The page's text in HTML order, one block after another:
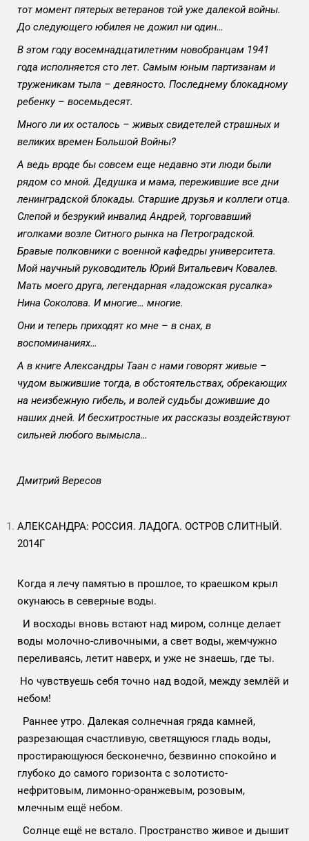
тот момент пятерых ветеранов той уже далекой войны.
До следующего юбилея не дожил ни один…
В этом году восемнадцатилетним новобранцам 1941
года исполняется сто лет. Самым юным партизанам и
труженикам тыла – девяносто. Последнему блокадному
ребенку – восемьдесят.
Много ли их осталось – живых свидетелей страшных и
великих времен Большой Войны?
А ведь вроде бы совсем еще недавно эти люди были
рядом со мной. Дедушка и мама, пережившие все дни
ленинградской блокады. Старшие друзья и коллеги отца.
Слепой и безрукий инвалид Андрей, торговавший
иголками возле Ситного рынка на Петроградской.
Бравые полковники с военной кафедры университета.
Мой научный руководитель Юрий Витальевич Ковалев.
Мать моего друга, легендарная «ладожская русалка»
Нина Соколова. И многие… многие.
Они и теперь приходят ко мне – в снах, в
воспоминаниях…
А в книге Александры Таан с нами говорят живые –
чудом выжившие тогда, в обстоятельствах, обрекающих
на неизбежную гибель, и волей судьбы дожившие до
наших дней. И бесхитростные их рассказы воздействуют
сильней любого вымысла…
Дмитрий Вересов
АЛЕКСАНДРА: РОССИЯ. ЛАДОГА. ОСТРОВ СЛИТНЫЙ.
2014Г
Когда я лечу памятью в прошлое, то краешком крыл
окунаюсь в северные воды.
И восходы вновь встают над миром, солнце делает
воды молочно-сливочными, а свет воды, жемчужно
переливаясь, летит наверх, и уже не знаешь, где ты.
Но чувствуешь себя точно над водой, между землёй и
небом!
Раннее утро. Далекая солнечная гряда камней,
разрезающая счастливую, светящуюся гладь воды,
простирающуюся бесконечно, безвинно спокойно и
глубоко до самого горизонта с золотисто-
нефритовым, лимонно-оранжевым, розовым,
млечным ещё небом.
Солнце ещё не встало. Пространство живое и дышит